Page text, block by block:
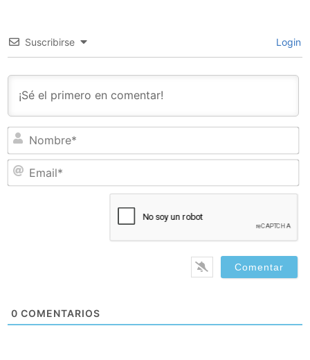
Suscribirse Login
0 COMENTARIOS